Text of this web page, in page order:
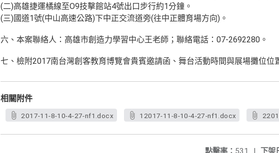
(二)高雄捷運橘線至O9技擊館站4號出口步行約1分鐘。
(三)國道1號(中山高速公路)下中正交流道旁(往中正體育場方向)。
六、本案聯絡人：高雄市創造力學習中心王老師；聯絡電話：07-2692280。
七、檢附2017南台灣創客教育博覽會貴賓邀請函、舞台活動時間與展場攤位位
相關附件
2017-11-8-10-4-27-nf1.docx 12017-11-8-10-4-27-nf1.docx
下架
點擊率： 531 |